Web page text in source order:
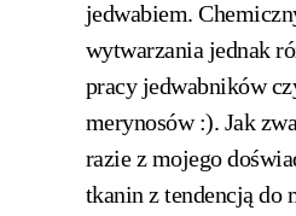
jedwabiem.
wytwarzania jednak
pracy jedwabników
merynosów :). Jak
razie z mojego
tkanin z tendencją do